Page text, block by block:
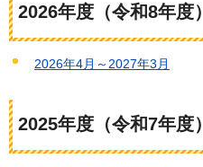
2026年度（令和8年度）
2026年4月～2027年3月
2025年度（令和7年度）